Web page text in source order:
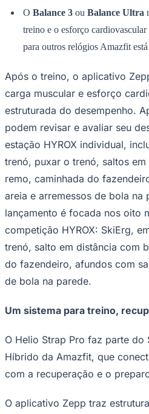
O Balance 3ou Balance Ultra
treino e o esforço
para outros relógios Amazfit
Após o treino, o aplicativo
carga muscular e esforço
estruturada do desempenho.
podem revisar e avaliar seu
estação HYROX individual,
trenó, puxar o trenó, saltos
remo, caminhada do
areia e arremessos de bola na
lançamento é focada nos oito
competição HYROX: SkiErg,
trenó, salto em distância com
do fazendeiro, afundos com
de bola na parede.
Um sistema para treino,
O Helio Strap Pro faz parte do
Híbrido da Amazfit, que
com a recuperação e o
O aplicativo Zepp traz